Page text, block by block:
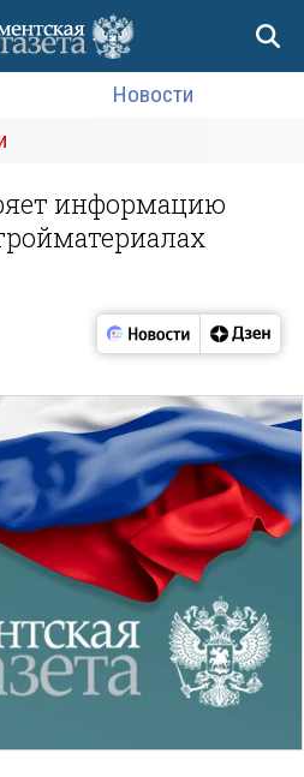
Новости
информацию